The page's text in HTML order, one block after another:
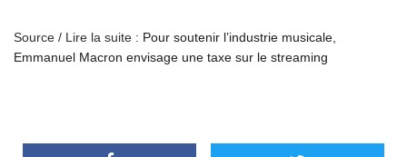
Source / Lire la suite : Pour soutenir l’industrie musicale,
Emmanuel Macron envisage une taxe sur le streaming